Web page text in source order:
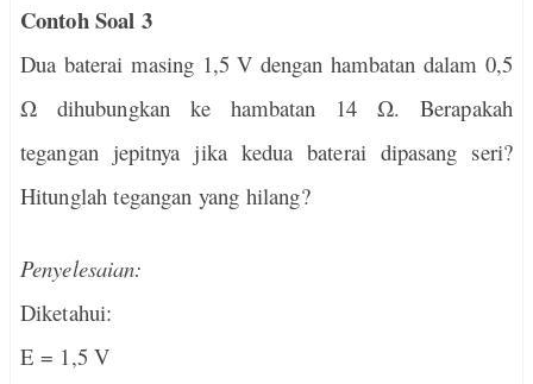
Contoh Soal 3
Dua baterai masing 1,5 V dengan hambatan dalam 0,5
Ω dihubungkan ke hambatan 14 Ω. Berapakah
tegangan jepitnya jika kedua baterai dipasang seri?
Hitunglah tegangan yang hilang?
Penyelesaian:
Diketahui:
E = 1,5 V